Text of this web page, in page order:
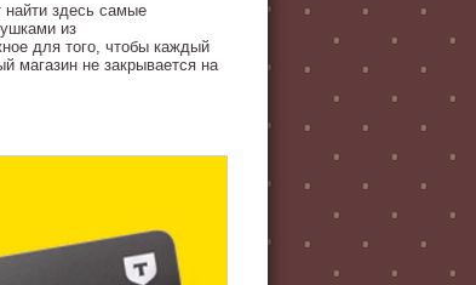
найти здесь самые
из
для того, чтобы каждый
магазин не закрывается на